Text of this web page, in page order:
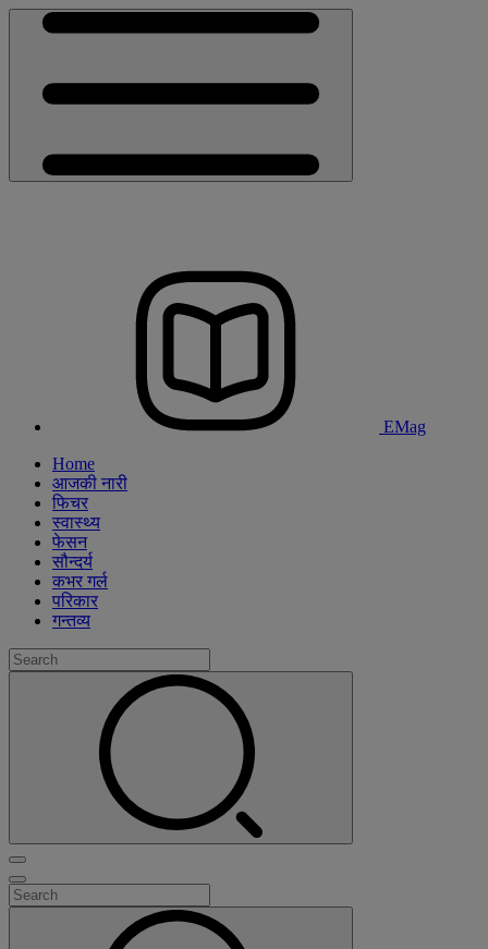
EMag
Home
आजकी नारी
फिचर
स्वास्थ्य
फेसन
सौन्दर्य
कभर गर्ल
परिकार
गन्तव्य